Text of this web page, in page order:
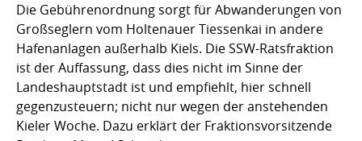
Die Gebührenordnung sorgt für Abwanderungen von
Großseglern vom Holtenauer Tiessenkai in andere
Hafenanlagen außerhalb Kiels. Die SSW-Ratsfraktion
ist der Auffassung, dass dies nicht im Sinne der
Landeshauptstadt ist und empfiehlt, hier schnell
gegenzusteuern; nicht nur wegen der anstehenden
Kieler Woche. Dazu erklärt der Fraktionsvorsitzende